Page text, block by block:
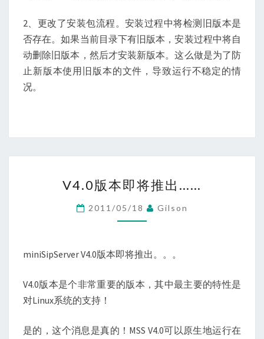
2、更改了安装包流程。安装过程中将检测旧版本是
否存在。如果当前目录下有旧版本，安装过程中将自
动删除旧版本，然后才安装新版本。这么做是为了防
止新版本使用旧版本的文件，导致运行不稳定的情
况。
版
本
即
推
V4.0版本即将推出……
2011/05/18 Gilson
miniSipServer V4.0版本即将推出。。。
V4.0版本是个非常重要的版本，其中最主要的特性是
对Linux系统的支持！
是的，这个消息是真的！MSS V4.0可以原生地运行在